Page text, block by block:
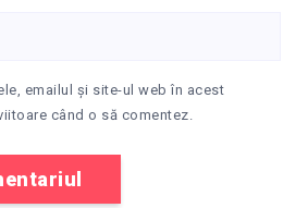
emailul și site-ul web în acest
când o să comentez.